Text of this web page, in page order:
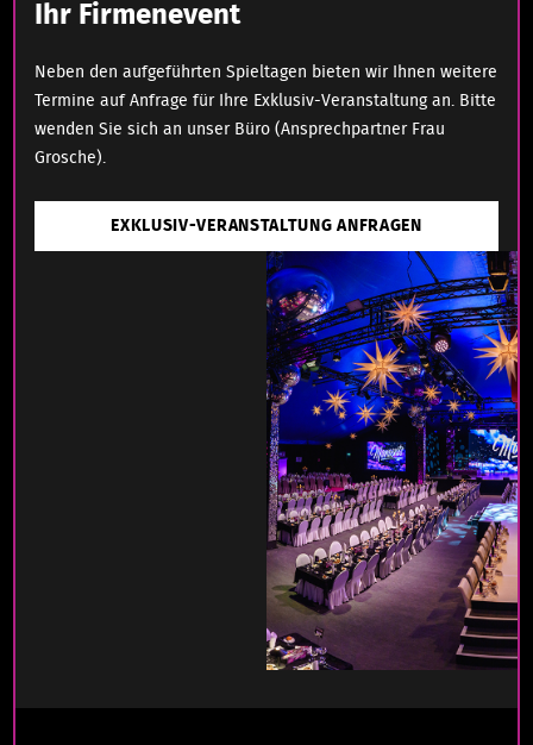
Ihr Firmenevent
Neben den aufgeführten Spieltagen bieten wir Ihnen weitere
Termine auf Anfrage für Ihre Exklusiv-Veranstaltung an. Bitte
wenden Sie sich an unser Büro (Ansprechpartner Frau
Grosche).
EXKLUSIV-VERANSTALTUNG ANFRAGEN